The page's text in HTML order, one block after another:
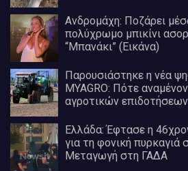
Ανδρομάχη: Ποζάρει
πολύχρωμο μπικίνι
“Μπανάκι” (Εικάνα)
Παρουσιάστηκε η νέα
MYAGRO: Πότε
αγροτικών επιδοτήσεων
Ελλάδα: Έφτασε η
για τη φονική πυρκαγιά
Μεταγωγή στη ΓΑΔΑ